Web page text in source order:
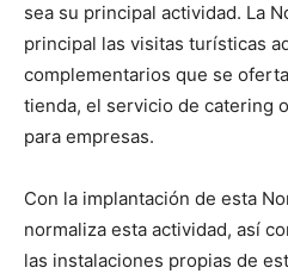
sea su principal actividad. La
principal las visitas turísticas
complementarios que se
tienda, el servicio de catering
para empresas.
Con la implantación de esta
normaliza esta actividad, así
las instalaciones propias de